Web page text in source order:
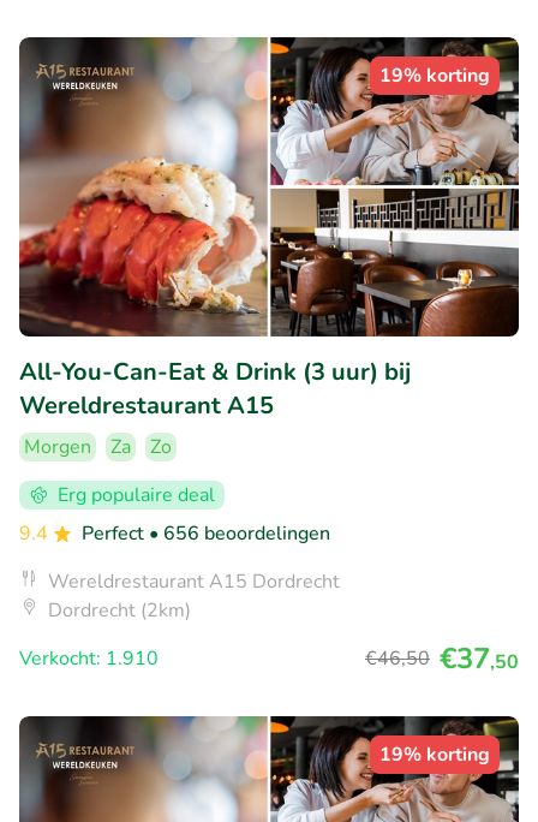
19% korting
All-You-Can-Eat & Drink (3 uur) bij
Wereldrestaurant A15
Morgen Za
Zo
Erg populaire deal
9.4
Perfect • 656 beoordelingen
Wereldrestaurant A15 Dordrecht
Dordrecht (2km)
Verkocht: 1.910
€46,50 €37,50
19% korting